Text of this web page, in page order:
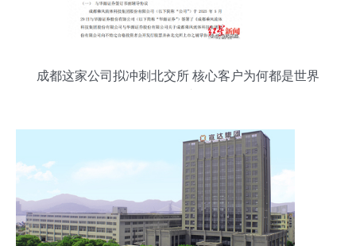
成都这家公司拟冲刺北交所 核心客户为何都是世界